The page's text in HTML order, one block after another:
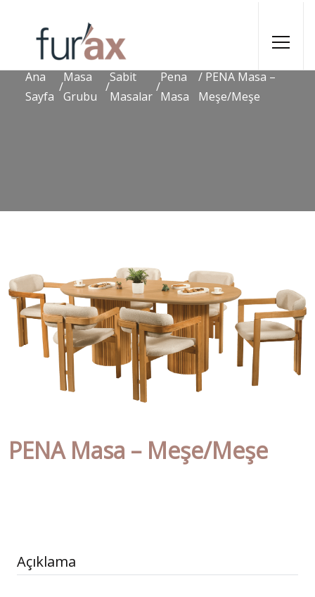
Ana
Sayfa
/
Masa
Grubu
/
Sabit
Masalar
/
Pena
Masa
/ PENA Masa –
Meşe/Meşe
PENA Masa – Meşe/Meşe
Açıklama